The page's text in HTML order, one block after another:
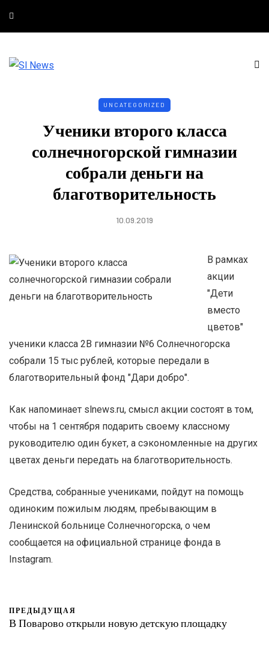
UNCATEGORIZED
Ученики второго класса
солнечногорской гимназии
собрали деньги на
благотворительность
10.09.2019
В рамках
акции
"Дети
вместо
цветов"
ученики класса 2В гимназии №6 Солнечногорска
собрали 15 тыс рублей, которые передали в
благотворительный фонд "Дари добро".
Как напоминает slnews.ru, смысл акции состоят в том,
чтобы на 1 сентября подарить своему классному
руководителю один букет, а сэкономленные на других
цветах деньги передать на благотворительность.
Средства, собранные учениками, пойдут на помощь
одиноким пожилым людям, пребывающим в
Ленинской больнице Солнечногорска, о чем
сообщается на официальной странице фонда в
Instagram.
ПРЕДЫДУЩАЯ
В Поварово открыли новую детскую площадку